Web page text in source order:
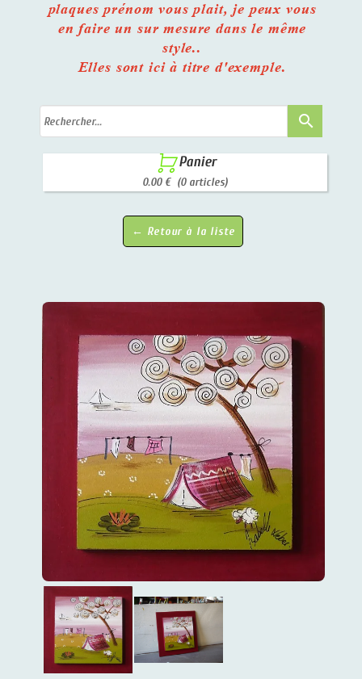
plaques prénom vous plait, je peux vous
en faire un sur mesure dans le même
style..
Elles sont ici à titre d'exemple.
search
 Panier
0.00 € (0 articles)
← Retour à la liste